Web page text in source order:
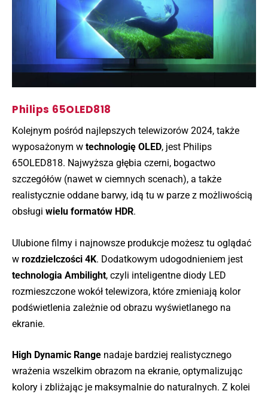
Philips 65OLED818
Kolejnym pośród najlepszych telewizorów 2024, także
wyposażonym w technologię OLED, jest Philips
65OLED818. Najwyższa głębia czerni, bogactwo
szczegółów (nawet w ciemnych scenach), a także
realistycznie oddane barwy, idą tu w parze z możliwością
obsługi wielu formatów HDR.
Ulubione filmy i najnowsze produkcje możesz tu oglądać
w rozdzielczości 4K. Dodatkowym udogodnieniem jest
technologia Ambilight, czyli inteligentne diody LED
rozmieszczone wokół telewizora, które zmieniają kolor
podświetlenia zależnie od obrazu wyświetlanego na
ekranie.
High Dynamic Range nadaje bardziej realistycznego
wrażenia wszelkim obrazom na ekranie, optymalizując
kolory i zbliżając je maksymalnie do naturalnych. Z kolei